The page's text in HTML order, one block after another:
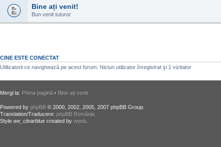
Bine ați venit!
Bun venit tuturor
CINE ESTE CONECTAT
Utilizatorii ce navighează pe acest forum: Niciun utilizator înregistrat şi 1 vizitator
Mergi la: Prima pagină › Bine ați venit
Powered by phpBB © 2000, 2002, 2005, 2007 phpBB Group.
Translation/Traducere: phpBB România
Style we_clearblue created by weeb